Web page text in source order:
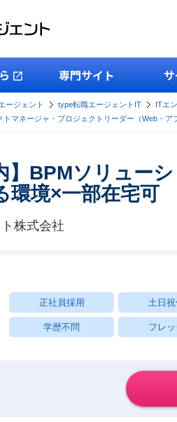
専門サイト
ージェント type転職エージェントIT ITエ
トマネージャ・プロジェクトリーダー（Web・ア
】BPMソリュー
環境×一部在宅可
株式会社
正社員採用 土日
学歴不問 フレ